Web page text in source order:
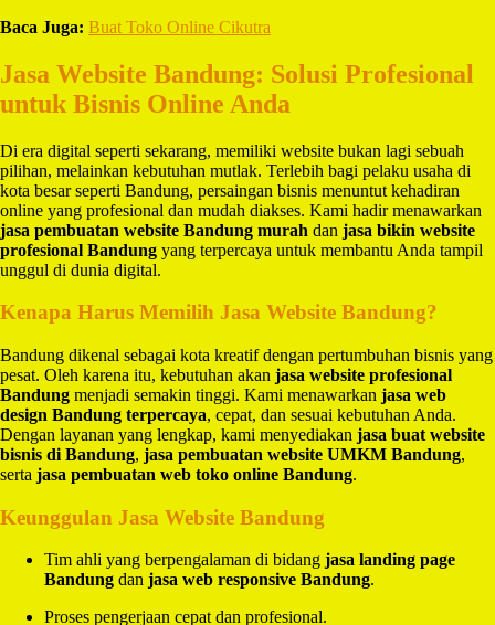
Baca Juga: Buat Toko Online Cikutra
Jasa Website Bandung: Solusi Profesional
untuk Bisnis Online Anda
Di era digital seperti sekarang, memiliki website bukan lagi sebuah
pilihan, melainkan kebutuhan mutlak. Terlebih bagi pelaku usaha di
kota besar seperti Bandung, persaingan bisnis menuntut kehadiran
online yang profesional dan mudah diakses. Kami hadir menawarkan
jasa pembuatan website Bandung murah dan jasa bikin website
profesional Bandung yang terpercaya untuk membantu Anda tampil
unggul di dunia digital.
Kenapa Harus Memilih Jasa Website Bandung?
Bandung dikenal sebagai kota kreatif dengan pertumbuhan bisnis yang
pesat. Oleh karena itu, kebutuhan akan jasa website profesional
Bandung menjadi semakin tinggi. Kami menawarkan jasa web
design Bandung terpercaya, cepat, dan sesuai kebutuhan Anda.
Dengan layanan yang lengkap, kami menyediakan jasa buat website
bisnis di Bandung, jasa pembuatan website UMKM Bandung,
serta jasa pembuatan web toko online Bandung.
Keunggulan Jasa Website Bandung
Tim ahli yang berpengalaman di bidang jasa landing page
Bandung dan jasa web responsive Bandung.
Proses pengerjaan cepat dan profesional.